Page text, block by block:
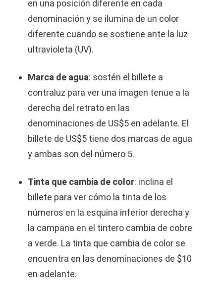
en una posición diferente en cada
denominación y se ilumina de un color
diferente cuando se sostiene ante la luz
ultravioleta (UV).
Marca de agua: sostén el billete a
contraluz para ver una imagen tenue a la
derecha del retrato en las
denominaciones de US$5 en adelante. El
billete de US$5 tiene dos marcas de agua
y ambas son del número 5.
Tinta que cambia de color: inclina el
billete para ver cómo la tinta de los
números en la esquina inferior derecha y
la campana en el tintero cambia de cobre
a verde. La tinta que cambia de color se
encuentra en las denominaciones de $10
en adelante.